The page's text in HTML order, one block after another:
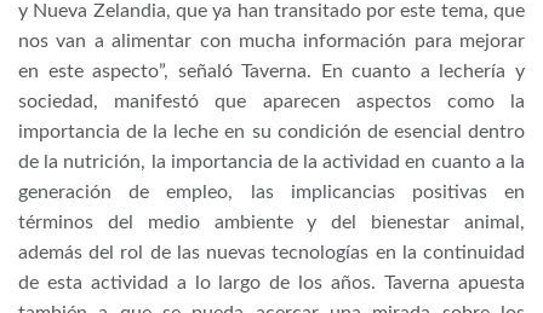
y Nueva Zelandia, que ya han transitado por este tema, que
nos van a alimentar con mucha información para mejorar
en este aspecto”, señaló Taverna. En cuanto a lechería y
sociedad, manifestó que aparecen aspectos como la
importancia de la leche en su condición de esencial dentro
de la nutrición, la importancia de la actividad en cuanto a la
generación de empleo, las implicancias positivas en
términos del medio ambiente y del bienestar animal,
además del rol de las nuevas tecnologías en la continuidad
de esta actividad a lo largo de los años. Taverna apuesta